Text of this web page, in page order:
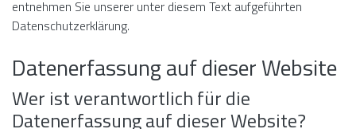
entnehmen Sie unserer unter diesem Text aufgeführten
Datenschutzerklärung.
Datenerfassung auf dieser Website
Wer ist verantwortlich für die
Datenerfassung auf dieser Website?